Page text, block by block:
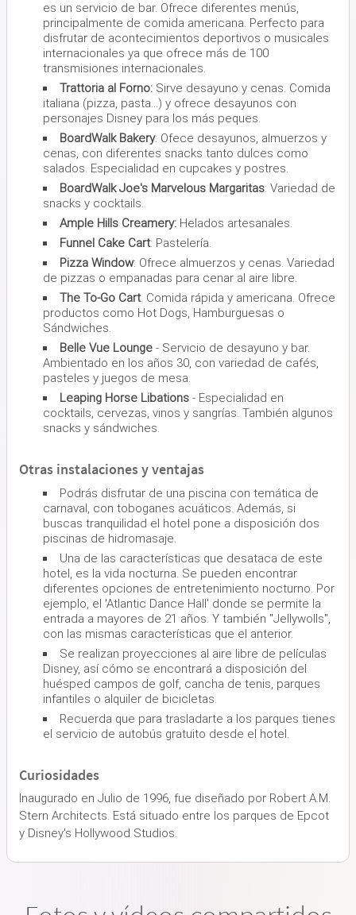
es un servicio de bar. Ofrece diferentes menús,
principalmente de comida americana. Perfecto para
disfrutar de acontecimientos deportivos o musicales
internacionales ya que ofrece más de 100
transmisiones internacionales.
Trattoria al Forno: Sirve desayuno y cenas. Comida
italiana (pizza, pasta...) y ofrece desayunos con
personajes Disney para los más peques.
BoardWalk Bakery: Ofece desayunos, almuerzos y
cenas, con diferentes snacks tanto dulces como
salados. Especialidad en cupcakes y postres.
BoardWalk Joe's Marvelous Margaritas: Variedad de
snacks y cocktails.
Ample Hills Creamery: Helados artesanales.
Funnel Cake Cart: Pastelería.
Pizza Window: Ofrece almuerzos y cenas. Variedad
de pizzas o empanadas para cenar al aire libre.
The To-Go Cart. Comida rápida y americana. Ofrece
productos como Hot Dogs, Hamburguesas o
Sándwiches.
Belle Vue Lounge - Servicio de desayuno y bar.
Ambientado en los años 30, con variedad de cafés,
pasteles y juegos de mesa.
Leaping Horse Libations - Especialidad en
cocktails, cervezas, vinos y sangrías. También algunos
snacks y sándwiches.
Otras instalaciones y ventajas
Podrás disfrutar de una piscina con temática de
carnaval, con toboganes acuáticos. Además, si
buscas tranquilidad el hotel pone a disposición dos
piscinas de hidromasaje.
Una de las características que desataca de este
hotel, es la vida nocturna. Se pueden encontrar
diferentes opciones de entretenimiento nocturno. Por
ejemplo, el 'Atlantic Dance Hall' donde se permite la
entrada a mayores de 21 años. Y también ''Jellywolls'',
con las mismas características que el anterior.
Se realizan proyecciones al aire libre de películas
Disney, así cómo se encontrará a disposición del
huésped campos de golf, cancha de tenis, parques
infantiles o alquiler de bicicletas.
Recuerda que para trasladarte a los parques tienes
el servicio de autobús gratuito desde el hotel.
Curiosidades
Inaugurado en Julio de 1996, fue diseñado por Robert A.M.
Stern Architects. Está situado entre los parques de Epcot
y Disney's Hollywood Studios.